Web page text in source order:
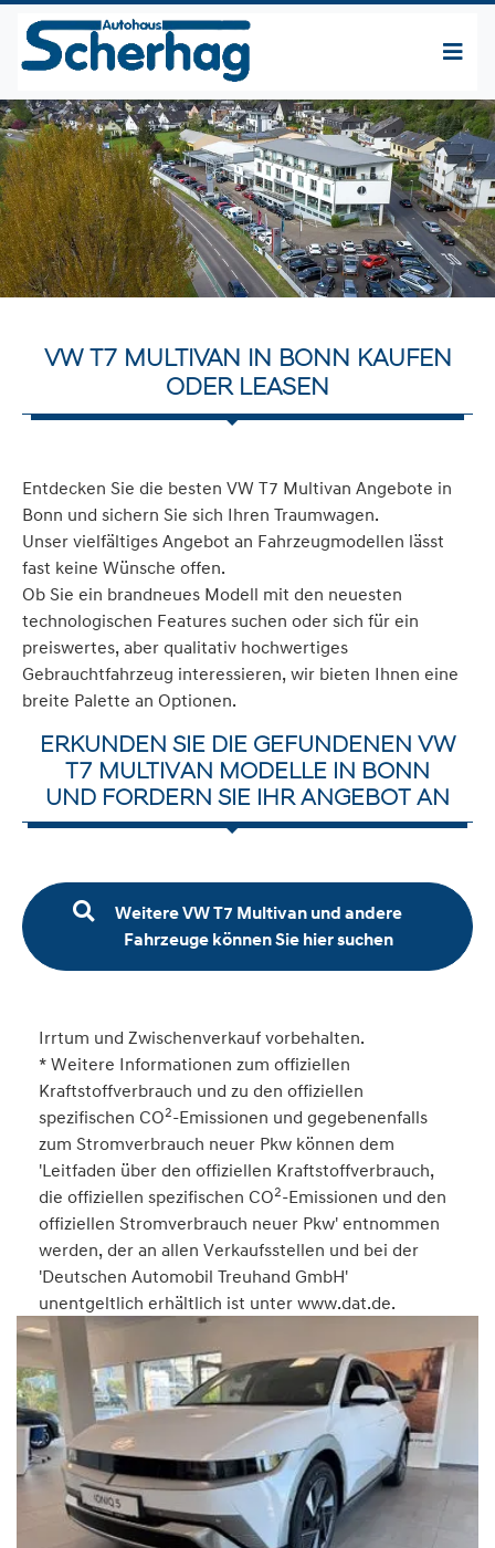
VW T7 MULTIVAN IN BONN KAUFEN
ODER LEASEN
Entdecken Sie die besten VW T7 Multivan Angebote in
Bonn und sichern Sie sich Ihren Traumwagen.
Unser vielfältiges Angebot an Fahrzeugmodellen lässt
fast keine Wünsche offen.
Ob Sie ein brandneues Modell mit den neuesten
technologischen Features suchen oder sich für ein
preiswertes, aber qualitativ hochwertiges
Gebrauchtfahrzeug interessieren, wir bieten Ihnen eine
breite Palette an Optionen.
ERKUNDEN SIE DIE GEFUNDENEN VW
T7 MULTIVAN MODELLE IN BONN
UND FORDERN SIE IHR ANGEBOT AN
Weitere VW T7 Multivan und andere
Fahrzeuge können Sie hier suchen
Irrtum und Zwischenverkauf vorbehalten.
* Weitere Informationen zum offiziellen
Kraftstoffverbrauch und zu den offiziellen
spezifischen CO2-Emissionen und gegebenenfalls
zum Stromverbrauch neuer Pkw können dem
'Leitfaden über den offiziellen Kraftstoffverbrauch,
die offiziellen spezifischen CO2-Emissionen und den
offiziellen Stromverbrauch neuer Pkw' entnommen
werden, der an allen Verkaufsstellen und bei der
'Deutschen Automobil Treuhand GmbH'
unentgeltlich erhältlich ist unter www.dat.de.